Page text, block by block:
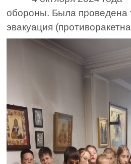
обороны. Была проведена
эвакуация